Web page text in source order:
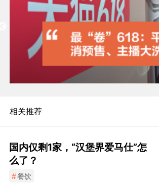
相关推荐
国内仅剩1家，“汉堡界爱马仕”怎
么了？
#餐饮